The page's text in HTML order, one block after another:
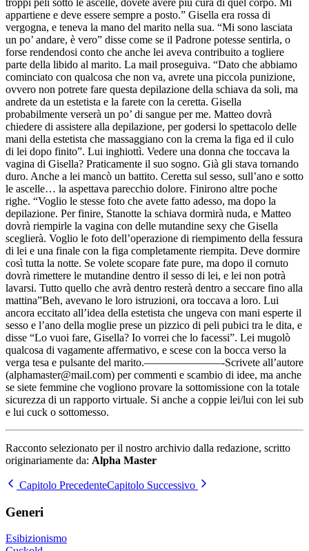
appartiene e deve essere sempre a posto.” Gisella era rossa di
vergogna, e teneva la mano del marito nella sua. “Mi sono lasciata
un po’ andare, è vero” disse come se il Padrone potesse sentirla, o
forse rendendosi conto che anche lei aveva contribuito a togliere
parte della libido al marito. La mail proseguiva. “Dato che abbiamo
cominciato con qualcosa che non va, avrete una piccola punizione,
ovvero non potrete fare questa depilazione della schiava da soli, ma
andrete da un estetista e la farete con la ceretta. Gisella
probabilmente verserà un po’ di sangue per me. Matteo dovrà
chiedere di assistere alla depilazione, per godersi lo spettacolo delle
mani della estetista che massaggiano con la crema la figa ed il culo
di lei dopo finito”. Lui inghiottì. Vedere una donna che toccava la
vagina di Gisella? Praticamente il suo sogno. Già gli stava tornando
duro. Anche a lei mancò un battito. Ceretta sul sesso, sull’ano e sotto
le ascelle… la aspettava parecchio dolore. Finirono altre poche
righe. “Voglio le stesse foto che avete fatto adesso, ma dopo la
depilazione. Per finire, Stanotte la schiava dormirà nuda, e Matteo
dovrà riempirle la vagina con delle mutandine sexy che Gisella
sceglierà. Voglio le foto dell’operazione di riempimento della fessura
di lei e una finale con la figa completamente riempita. Deve dormire
così tutta la notte. Se volete scopare fate pure, ma dopo il cornuto
dovrà rimettere le mutandine dentro il sesso di lei, e lei non potrà
lavarsi. Tutto quello che avrà dentro resterà dentro a seccare fino alla
mattina”Beh, avevano le loro istruzioni, ora toccava a loro. Lui
ancora eccitato all’idea della estetista che ungeva con mani esperte il
sesso e l’ano della moglie prese un pizzico di peli pubici tra le dita, e
disse “Lo vuoi fare, Gisella? Io vorrei che lo facessi”. Lei mugolò
qualcosa di vagamente affermativo, e scese con la bocca verso la
verga tesa e pulsante del marito.———————-Scrivete all’autore
(alphamaster@mail.com) per commenti e scambio di idee, ma anche
se siete femmine che vogliono provare la sottomissione con la totale
sicurezza di un rapporto virtuale. Si anche a coppie lei/lui con lei sub
e lui cuck o sottomesso.
Racconto selezionato per il nostro archivio dalla redazione, scritto
originariamente da: Alpha Master
Capitolo PrecedenteCapitolo Successivo
Generi
Esibizionismo